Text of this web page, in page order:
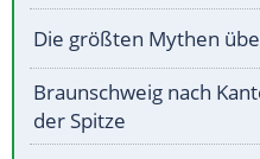
Die größten Mythen
Braunschweig nach
der Spitze